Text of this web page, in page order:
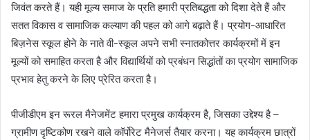
जिवंत करते हैं। यही मूल्य समाज के प्रति हमारी प्रतिबद्धता को दिशा देते हैं और
सतत विकास व सामाजिक कल्याण की पहल को आगे बढ़ाते हैं। प्रयोग-आधारित
बिज़नेस स्कूल होने के नाते वी-स्कूल अपने सभी स्नातकोत्तर कार्यक्रमों में इन
मूल्यों को समाहित करता है और विद्यार्थियों को प्रबंधन सिद्धांतों का प्रयोग सामाजिक
प्रभाव हेतु करने के लिए प्रेरित करता है।
पीजीडीएम इन रूरल मैनेजमेंट हमारा प्रमुख कार्यक्रम है, जिसका उद्देश्य है –
ग्रामीण दृष्टिकोण रखने वाले कॉर्पोरेट मैनेजर्स तैयार करना। यह कार्यक्रम छात्रों